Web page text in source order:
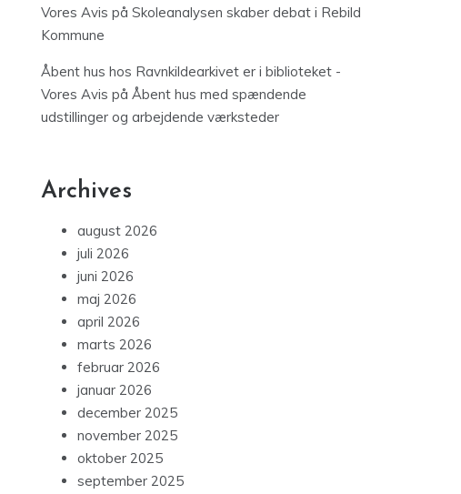
Vores Avis på Skoleanalysen skaber debat i Rebild
Kommune
Åbent hus hos Ravnkildearkivet er i biblioteket -
Vores Avis på Åbent hus med spændende
udstillinger og arbejdende værksteder
Archives
august 2026
juli 2026
juni 2026
maj 2026
april 2026
marts 2026
februar 2026
januar 2026
december 2025
november 2025
oktober 2025
september 2025